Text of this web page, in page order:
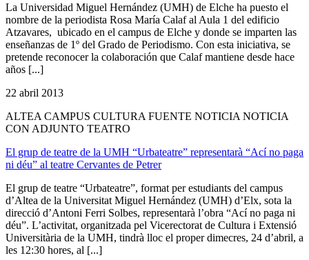
La Universidad Miguel Hernández (UMH) de Elche ha puesto el
nombre de la periodista Rosa María Calaf al Aula 1 del edificio
Atzavares, ubicado en el campus de Elche y donde se imparten las
enseñanzas de 1º del Grado de Periodismo. Con esta iniciativa, se
pretende reconocer la colaboración que Calaf mantiene desde hace
años [...]
22 abril 2013
ALTEA CAMPUS CULTURA FUENTE NOTICIA NOTICIA
CON ADJUNTO TEATRO
El grup de teatre de la UMH “Urbateatre” representarà “Ací no paga
ni déu” al teatre Cervantes de Petrer
El grup de teatre “Urbateatre”, format per estudiants del campus
d’Altea de la Universitat Miguel Hernández (UMH) d’Elx, sota la
direcció d’Antoni Ferri Solbes, representarà l’obra “Ací no paga ni
déu”. L’activitat, organitzada pel Vicerectorat de Cultura i Extensió
Universitària de la UMH, tindrà lloc el proper dimecres, 24 d’abril, a
les 12:30 hores, al [...]